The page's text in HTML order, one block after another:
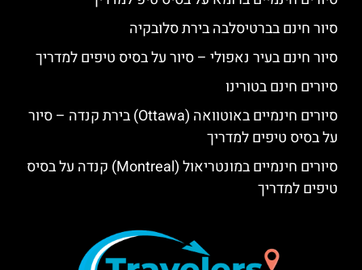
סיור חינם בברטיסלבה בירת סלובקיה
סיור חינם בעיר נאפולי – סיור על בסיס טיפים למדריך
סיורים חינם בטורינו
סיורים חינמיים באוטוואה (Ottawa) בירת קנדה – סיור
על בסיס טיפים למדריך
סיורים חינמיים במונטריאול (Montreal) קנדה על בסיס
טיפים למדריך